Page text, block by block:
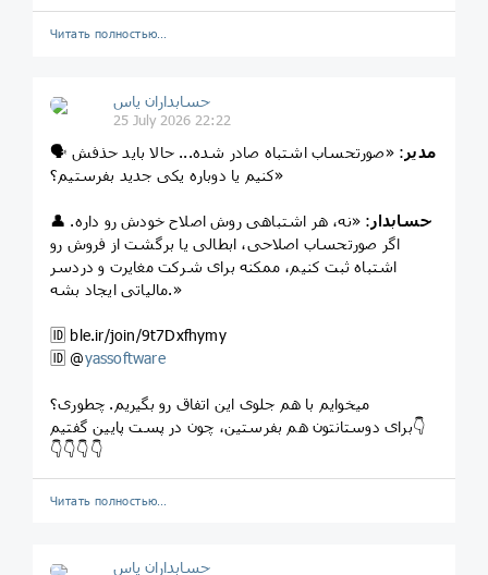
Читать полностью…
حسابداران یاس
25 July 2026 22:22
🗣️ مدیر : «صورتحساب اشتباه صادر شده... حالا باید حذفش
کنیم یا دوباره یکی جدید بفرستیم؟»
👤 حسابدار : «نه، هر اشتباهی روش اصلاح خودش رو داره.
اگر صورتحساب اصلاحی، ابطالی یا برگشت از فروش رو
اشتباه ثبت کنیم، ممکنه برای شرکت مغایرت و دردسر
مالیاتی ایجاد بشه.»
🆔️ ble.ir/join/9t7Dxfhymy
🆔️ @yassoftware
میخوایم با هم جلوی این اتفاق رو بگیریم. چطوری؟
برای دوستانتون هم بفرستین، چون در پست پایین گفتیم👇
👇👇👇👇
Читать полностью…
حسابداران یاس